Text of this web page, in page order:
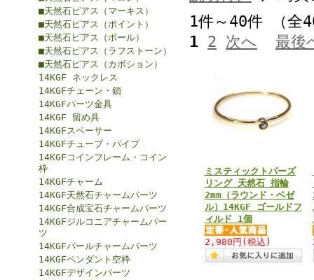
■天然石ピアス（マーキス）
■天然石ピアス（ポイント）
■天然石ピアス（ボール）
■天然石ピアス（ラフストーン）
■天然石ピアス（カボション）
14KGF ネックレス
14KGFチェーン・鎖
14KGFパーツ金具
14KGF 留め具
14KGFスペーサー
14KGFチューブ・パイプ
14KGFコインフレーム・コイン
枠
14KGFチャーム
14KGF天然石チャームパーツ
14KGF合成宝石チャームパーツ
14KGFジルコニアチャームパー
ツ
14KGFパールチャームパーツ
14KGFペンダント空枠
14KGFデザインパーツ
1件～40件 （
1 2 次へ 最後
ミスティックトパーズ
リング 天然石 指輪
2mm（ラウンド・ベゼ
ル）14KGF ゴールドフ
ィルド 1個
2,980円 (税込)